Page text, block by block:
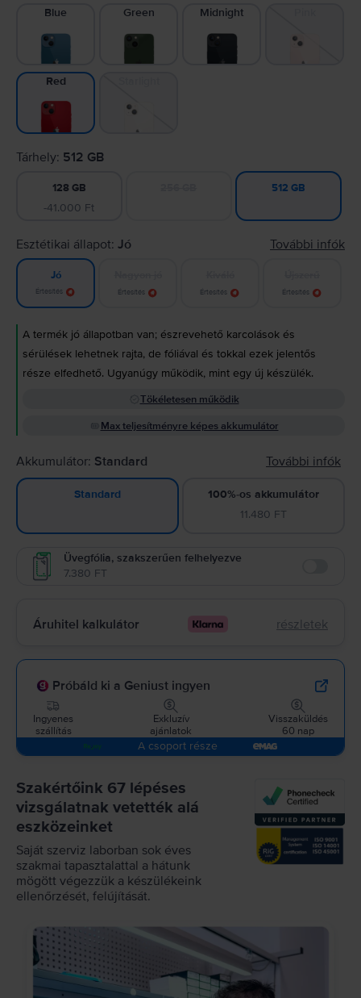
Blue Green Midnight
Red
Tárhely: 512 GB
128 GB
-41.000 Ft
512 GB
Esztétikai állapot: Jó További infók
Jó
Értesítés Értesítés Értesítés Értesítés
A termék jó állapotban van; észrevehető karcolások és
sérülések lehetnek rajta, de fóliával és tokkal ezek jelentős
része elfedhető. Ugyanúgy működik, mint egy új készülék.
Tökéletesen működik
Max teljesítményre képes akkumulátor
Akkumulátor: Standard További infók
Standard
100%-os akkumulátor
11.480 FT
Üvegfólia, szakszerűen felhelyezve
7.380 FT
Áruhitel kalkulátor részletek
Próbáld ki a Geniust ingyen
Ingyenes
szállítás
Exkluzív
ajánlatok
Visszaküldés
60 nap
A csoport része
Szakértőink 67 lépéses
vizsgálatnak vetették alá
eszközeinket
Saját szerviz laborban sok éves
szakmai tapasztalattal a hátunk
mögött végezzük a készülékeink
ellenőrzését, felújítását.